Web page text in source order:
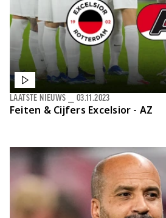
Feiten & Cijfers Excelsior - AZ
LAATSTE NIEUWS 03.11.2023